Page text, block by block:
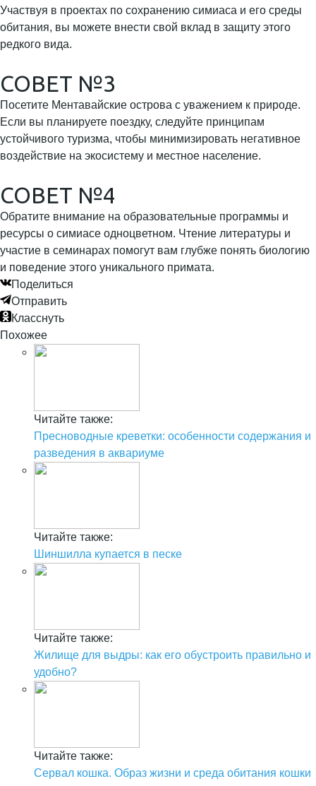
Участвуя в проектах по сохранению симиаса и его среды
обитания, вы можете внести свой вклад в защиту этого
редкого вида.
СОВЕТ №3
Посетите Ментавайские острова с уважением к природе.
Если вы планируете поездку, следуйте принципам
устойчивого туризма, чтобы минимизировать негативное
воздействие на экосистему и местное население.
СОВЕТ №4
Обратите внимание на образовательные программы и
ресурсы о симиасе одноцветном. Чтение литературы и
участие в семинарах помогут вам глубже понять биологию
и поведение этого уникального примата.
Поделиться
Отправить
Класснуть
Похожее
Читайте также:
Пресноводные креветки: особенности содержания и
разведения в аквариуме
Читайте также:
Шиншилла купается в песке
Читайте также:
Жилище для выдры: как его обустроить правильно и
удобно?
Читайте также:
Сервал кошка. Образ жизни и среда обитания кошки